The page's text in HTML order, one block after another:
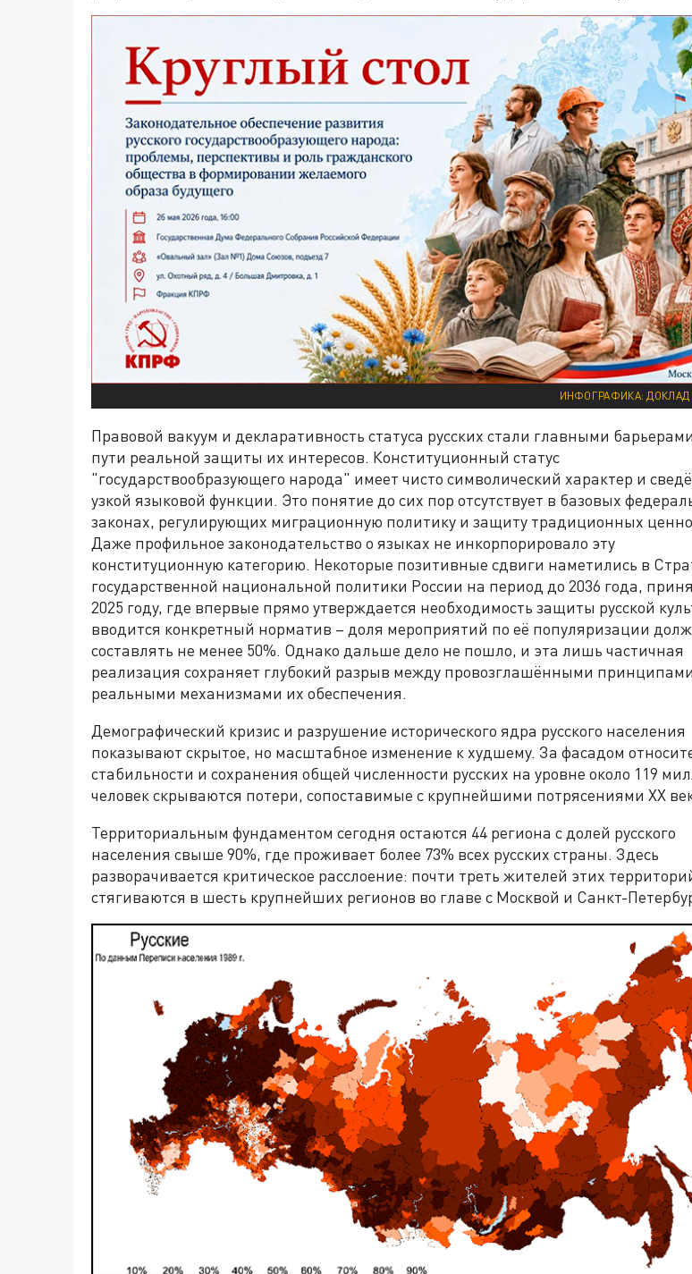
ИНФОГРАФИКА: ДОКЛАД
Правовой вакуум и декларативность статуса русских стали главными
пути реальной защиты их интересов. Конституционный статус
"государствообразующего народа" имеет чисто символический характер и
узкой языковой функции. Это понятие до сих пор отсутствует в базовых
законах, регулирующих миграционную политику и защиту традиционных
Даже профильное законодательство о языках не инкорпорировало эту
конституционную категорию. Некоторые позитивные сдвиги наметились в
государственной национальной политики России на период до 2036 года,
2025 году, где впервые прямо утверждается необходимость защиты русской
вводится конкретный норматив – доля мероприятий по её популяризации
составлять не менее 50%. Однако дальше дело не пошло, и эта лишь частичная
реализация сохраняет глубокий разрыв между провозглашёнными
реальными механизмами их обеспечения.
Демографический кризис и разрушение исторического ядра русского населения
показывают скрытое, но масштабное изменение к худшему. За фасадом
стабильности и сохранения общей численности русских на уровне около 119
человек скрываются потери, сопоставимые с крупнейшими потрясениями XX
Территориальным фундаментом сегодня остаются 44 региона с долей русского
населения свыше 90%, где проживает более 73% всех русских страны. Здесь
разворачивается критическое расслоение: почти треть жителей этих
стягиваются в шесть крупнейших регионов во главе с Москвой и Санкт-